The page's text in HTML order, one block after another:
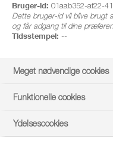
Bruger-id: 01aab352-af22-
Dette bruger-id vil blive brugt
og får adgang til dine
Tidsstempel: --
Meget nødvendige cookies
Funktionelle cookies
Ydelsescookies